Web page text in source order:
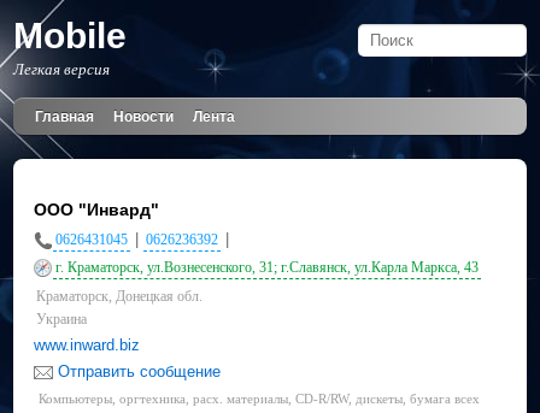
Mobile
Легкая версия
Главная Новости Лента
ООО "Инвард"
0626431045 0626236392
г. Краматорск, ул.Вознесенского, 31; г.Славянск, ул.Карла Маркса, 43
Краматорск, Донецкая обл.
Украина
www.inward.biz
Отправить сообщение
Компьютеры, оргтехника, расх. материалы, CD-R/RW, дискеты, бумага всех